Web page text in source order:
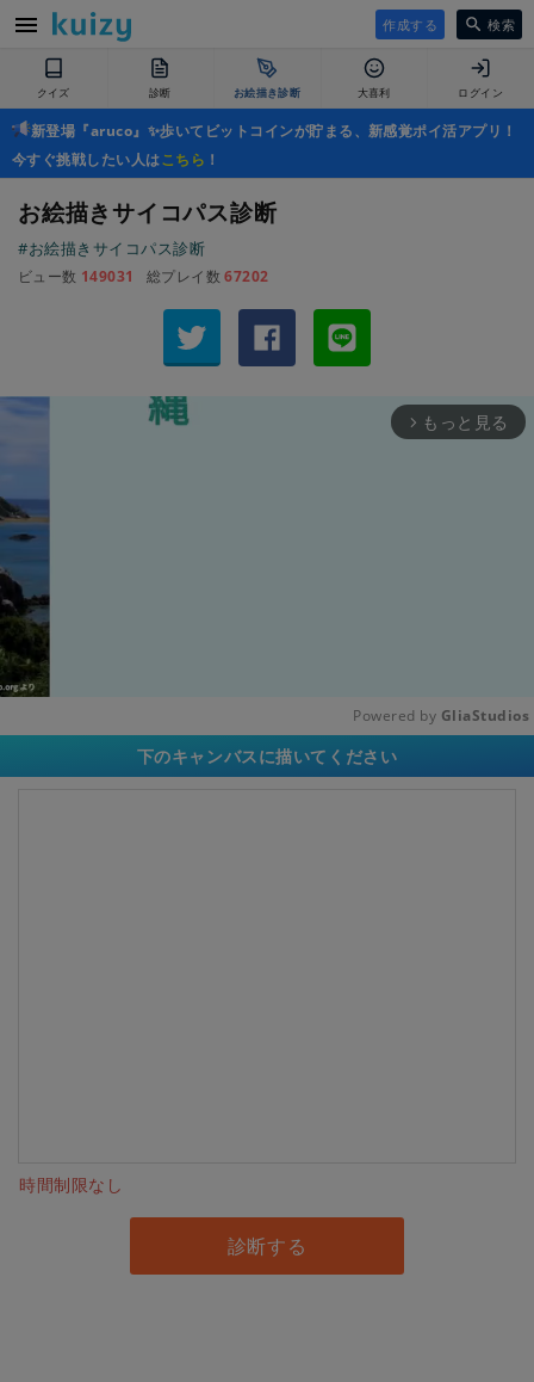
作成する 検索
クイズ 診断 お絵描き診断 大喜利 ログイン
新登場『aruco』✨歩いてビットコインが貯まる、新感覚ポイ活アプリ！
今すぐ挑戦したい人はこちら ！
お絵描きサイコパス診断
#お絵描きサイコパス診断
ビュー数 149031 総プレイ数 67202
arrow_forward_ios もっと見る
Powered by GliaStudios
下のキャンバスに描いてください
時間制限なし
診断する